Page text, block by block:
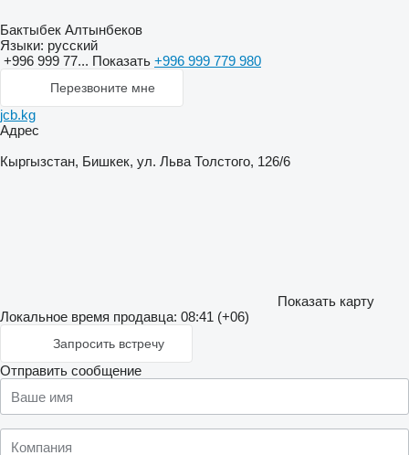
Бактыбек Алтынбеков
Языки: русский
+996 999 77... Показать +996 999 779 980
Перезвоните мне
jcb.kg
Адрес
Кыргызстан, Бишкек, ул. Льва Толстого, 126/6
Показать карту
Локальное время продавца: 08:41 (+06)
Запросить встречу
Отправить сообщение